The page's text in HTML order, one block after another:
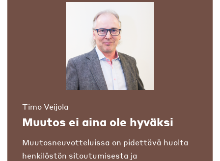
Timo Veijola
Muutos ei aina ole hyväksi
Muutosneuvotteluissa on pidettävä huolta
henkilöstön sitoutumisesta ja